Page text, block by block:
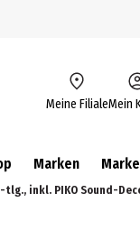
Meine FilialeMein
Marken
tlg., inkl. PIKO Sound-